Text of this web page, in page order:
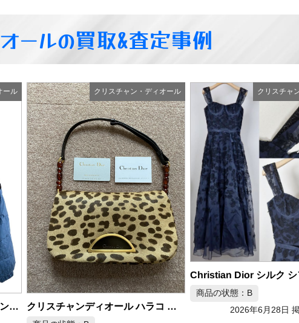
ールの買取&査定事例
ール
クリスチャンディオール ハラコ レオパード マリスパールバッグ
クリスチャン・ディオール
Christian Dior シルク シフォン フラワー刺繍 ドレス サイズ34
商品の状態：B
2026年6月28日 掲載
クリスチャ
商品の状態：A
2026年6月28日 掲